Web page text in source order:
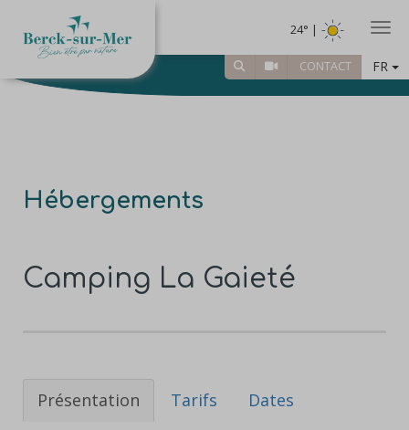
24° |
CONTACT FR
Hébergements
Camping La Gaieté
Présentation Tarifs
Dates